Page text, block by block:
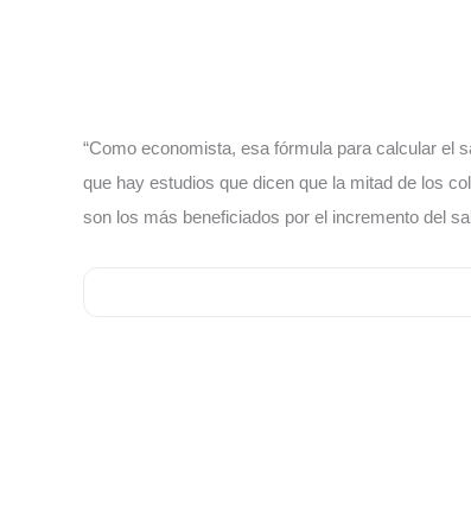
“Como economista, esa fórmula para calcular el
que hay estudios que dicen que la mitad de los
son los más beneficiados por el incremento del